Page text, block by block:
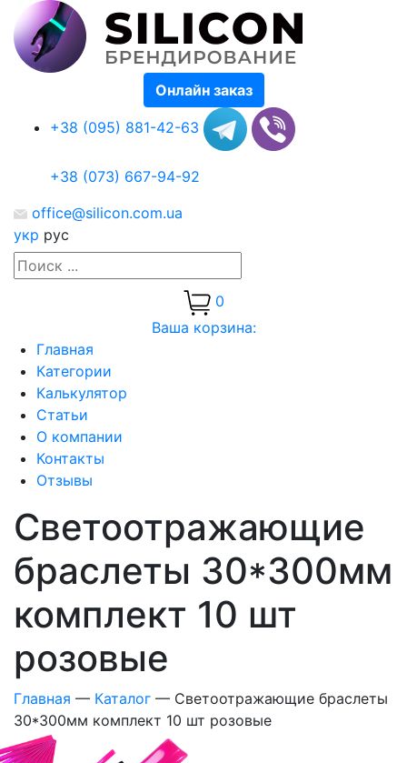
Онлайн заказ
+38 (095) 881-42-63
+38 (073) 667-94-92
office@silicon.com.ua
укр рус
0
Ваша корзина:
Главная
Категории
Калькулятор
Статьи
О компании
Контакты
Отзывы
Светоотражающие
браслеты 30*300мм
комплект 10 шт
розовые
Главная — Каталог — Светоотражающие браслеты
30*300мм комплект 10 шт розовые